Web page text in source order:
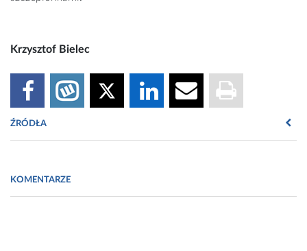
Krzysztof Bielec
ŹRÓDŁA
KOMENTARZE